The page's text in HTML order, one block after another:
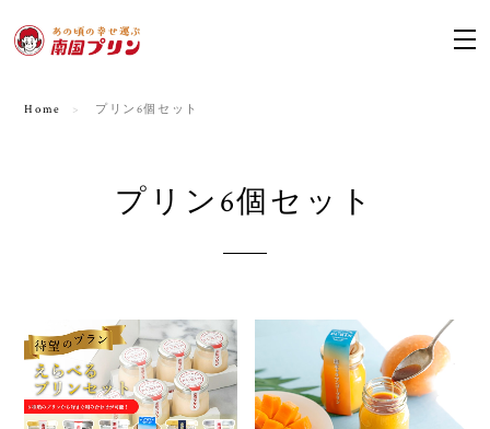
Home プリン6個セット
プリン6個セット